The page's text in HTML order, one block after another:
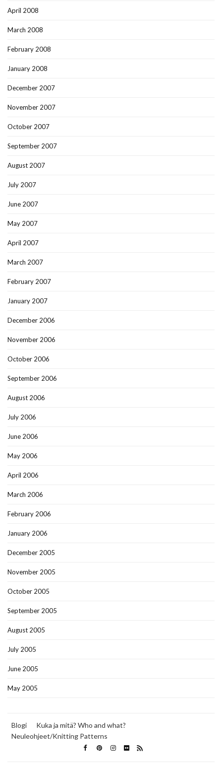
April 2008
March 2008
February 2008
January 2008
December 2007
November 2007
October 2007
September 2007
August 2007
July 2007
June 2007
May 2007
April 2007
March 2007
February 2007
January 2007
December 2006
November 2006
October 2006
September 2006
August 2006
July 2006
June 2006
May 2006
April 2006
March 2006
February 2006
January 2006
December 2005
November 2005
October 2005
September 2005
August 2005
July 2005
June 2005
May 2005
Blogi
Kuka ja mitä? Who and what?
Neuleohjeet/Knitting Patterns